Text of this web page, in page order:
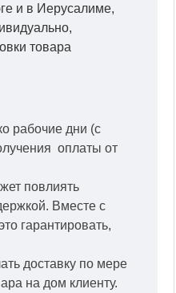
и в Иерусалиме,
товара
рабочие дни (с
оплаты от
повлиять
Вместе с
гарантировать,
доставку по мере
на дом клиенту.